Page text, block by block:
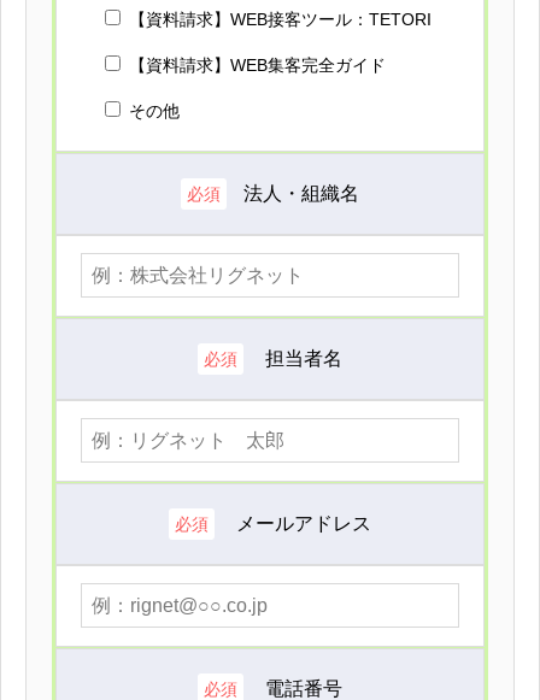
【資料請求】WEB接客ツール：TETORI
【資料請求】WEB集客完全ガイド
その他
必須 法人・組織名
必須 担当者名
必須 メールアドレス
必須 電話番号